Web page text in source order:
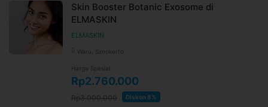
Skin Booster Botanic Exosome di
ELMASKIN
ELMASKIN
Waru, Simokerto
Harga Spesial
Rp2.760.000
Rp3.000.000 Diskon 8%